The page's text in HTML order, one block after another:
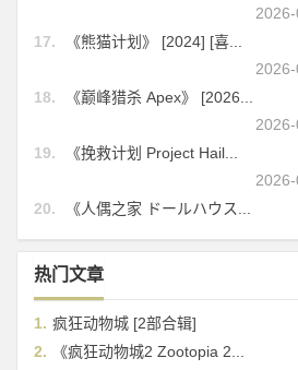
17.
《熊猫计划》 [2024] [喜...
18.
《巅峰猎杀 Apex》 [2026...
19.
《挽救计划 Project Hail...
20.
《人偶之家 ドールハウス...
热门文章
1. 疯狂动物城 [2部合辑]
2.
《疯狂动物城2 Zootopia 2...